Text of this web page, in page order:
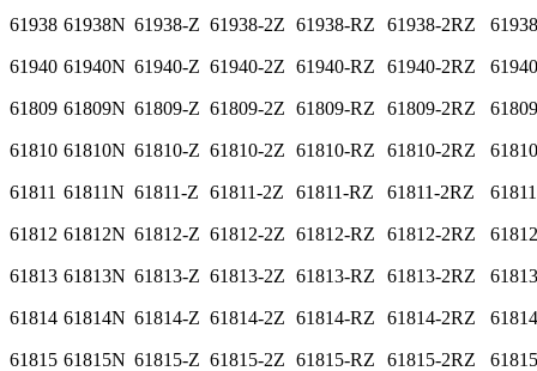
61938 61938N 61938-Z 61938-2Z 61938-RZ 61938-2RZ
61940 61940N 61940-Z 61940-2Z 61940-RZ 61940-2RZ
61809 61809N 61809-Z 61809-2Z 61809-RZ 61809-2RZ
61810 61810N 61810-Z 61810-2Z 61810-RZ 61810-2RZ
61811 61811N 61811-Z 61811-2Z 61811-RZ 61811-2RZ
61812 61812N 61812-Z 61812-2Z 61812-RZ 61812-2RZ
61813 61813N 61813-Z 61813-2Z 61813-RZ 61813-2RZ
61814 61814N 61814-Z 61814-2Z 61814-RZ 61814-2RZ
61815 61815N 61815-Z 61815-2Z 61815-RZ 61815-2RZ